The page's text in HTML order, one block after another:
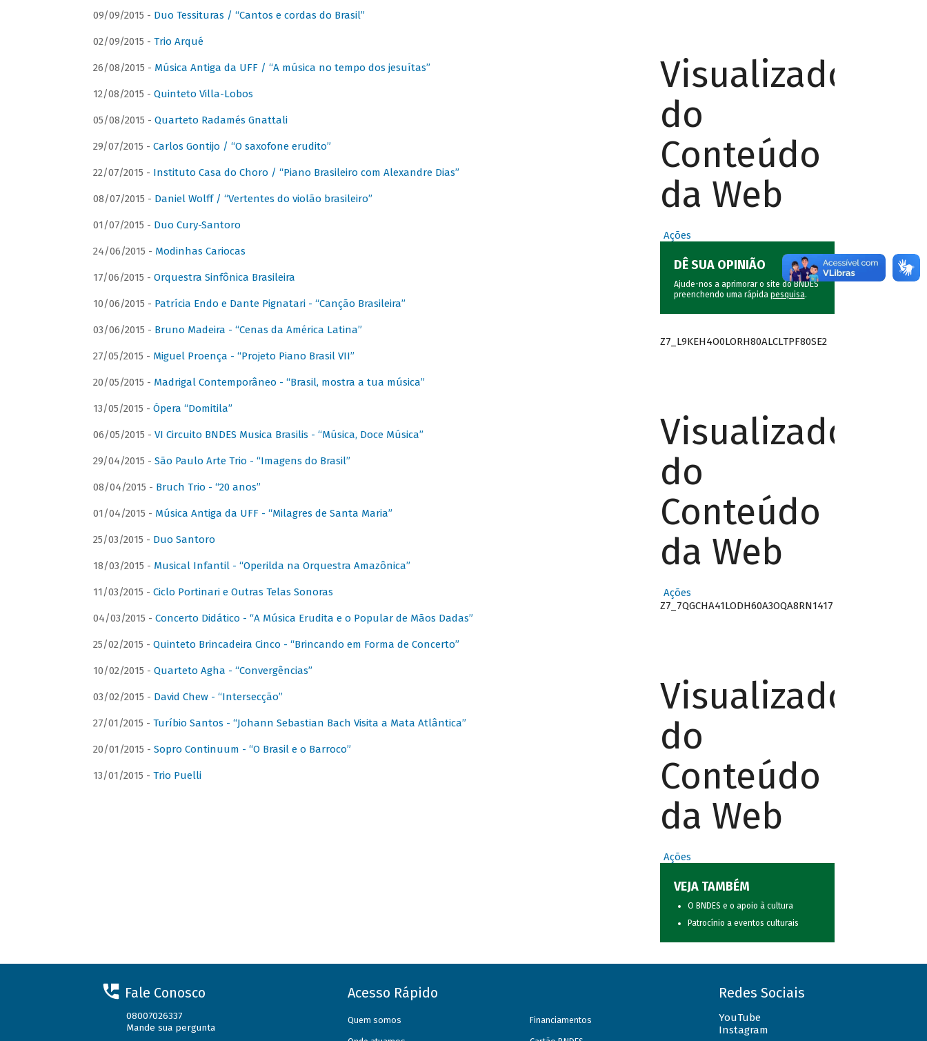
09/09/2015 - Duo Tessituras / “Cantos e cordas do Brasil”
02/09/2015 - Trio Arqué
26/08/2015 - Música Antiga da UFF / “A música no tempo dos jesuítas”
12/08/2015 - Quinteto Villa-Lobos
05/08/2015 - Quarteto Radamés Gnattali
29/07/2015 - Carlos Gontijo / “O saxofone erudito”
22/07/2015 - Instituto Casa do Choro / “Piano Brasileiro com Alexandre Dias”
08/07/2015 - Daniel Wolff / “Vertentes do violão brasileiro”
01/07/2015 - Duo Cury-Santoro
24/06/2015 - Modinhas Cariocas
17/06/2015 - Orquestra Sinfônica Brasileira
10/06/2015 - Patrícia Endo e Dante Pignatari - “Canção Brasileira”
03/06/2015 - Bruno Madeira - “Cenas da América Latina”
27/05/2015 - Miguel Proença - “Projeto Piano Brasil VII”
20/05/2015 - Madrigal Contemporâneo - “Brasil, mostra a tua música”
13/05/2015 - Ópera “Domitila”
06/05/2015 - VI Circuito BNDES Musica Brasilis - “Música, Doce Música”
29/04/2015 - São Paulo Arte Trio - “Imagens do Brasil”
08/04/2015 - Bruch Trio - “20 anos”
01/04/2015 - Música Antiga da UFF - “Milagres de Santa Maria”
25/03/2015 - Duo Santoro
18/03/2015 - Musical Infantil - “Operilda na Orquestra Amazônica”
11/03/2015 - Ciclo Portinari e Outras Telas Sonoras
04/03/2015 - Concerto Didático - “A Música Erudita e o Popular de Mãos Dadas”
25/02/2015 - Quinteto Brincadeira Cinco - “Brincando em Forma de Concerto”
10/02/2015 - Quarteto Agha - “Convergências”
03/02/2015 - David Chew - “Intersecção”
27/01/2015 - Turíbio Santos - “Johann Sebastian Bach Visita a Mata Atlântica”
20/01/2015 - Sopro Continuum - “O Brasil e o Barroco”
13/01/2015 - Trio Puelli
Visualizador
do
Conteúdo
da Web
Ações
DÊ SUA OPINIÃO
Ajude-nos a aprimorar o site do BNDES
preenchendo uma rápida pesquisa.
Z7_L9KEH4O0LORH80ALCLTPF80SE2
Visualizador
do
Conteúdo
da Web
Ações
Z7_7QGCHA41LODH60A3OQA8RN1417
Visualizador
do
Conteúdo
da Web
Ações
VEJA TAMBÉM
O BNDES e o apoio à cultura
Patrocínio a eventos culturais
Fale Conosco
08007026337
Mande sua pergunta
Acesso Rápido
Quem somos Financiamentos
Redes Sociais
YouTube
Instagram